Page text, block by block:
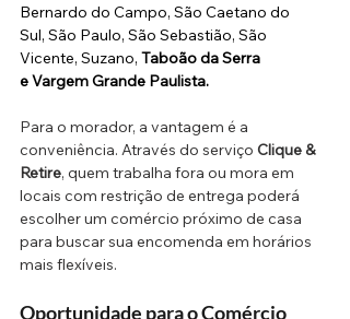
Bernardo do Campo, São Caetano do
Sul, São Paulo, São Sebastião, São
Vicente, Suzano, Taboão da Serra
e Vargem Grande Paulista.
Para o morador, a vantagem é a
conveniência. Através do serviço Clique &
Retire, quem trabalha fora ou mora em
locais com restrição de entrega poderá
escolher um comércio próximo de casa
para buscar sua encomenda em horários
mais flexíveis.
Oportunidade para o Comércio